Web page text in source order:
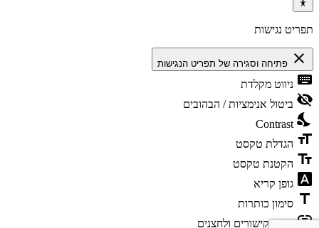
תפריט נגישות
close פתיחה וסגירה של תפריט הנגישות
keyboard ניווט מקלדת
visibility_off ביטול אנימציות / הבהובים
nights_stay
Contrast
format_size הגדלת טקסט
text_fields הקטנת טקסט
font_download גופן קריא
title סימון כותרות
link סימון קישורים ולחצנים